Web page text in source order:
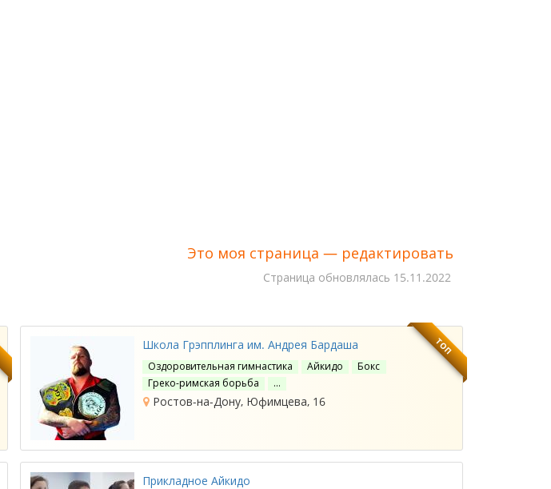
Это моя страница — редактировать
Cтраница обновлялась 15.11.2022
ТОП
Школа Грэпплинга им. Андрея Бардаша
Оздоровительная гимнастика Айкидо
Бокс
Греко-римская борьба
…
Ростов-на-Дону, Юфимцева, 16
Прикладное Айкидо